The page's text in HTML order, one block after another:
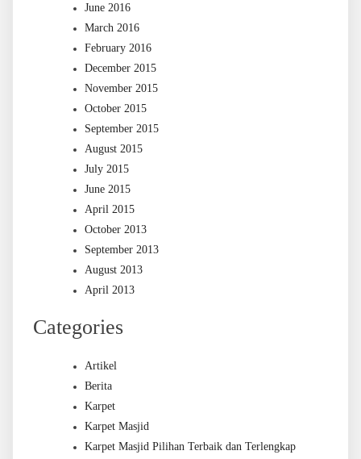
June 2016
March 2016
February 2016
December 2015
November 2015
October 2015
September 2015
August 2015
July 2015
June 2015
April 2015
October 2013
September 2013
August 2013
April 2013
Categories
Artikel
Berita
Karpet
Karpet Masjid
Karpet Masjid Pilihan Terbaik dan Terlengkap